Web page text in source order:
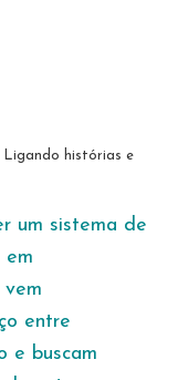
Ligando histórias e